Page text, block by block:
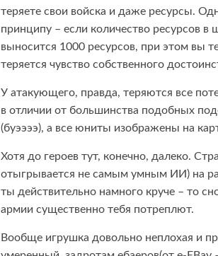
теряете свои войска и даже ресурсы.
принципу – если количество ресурсов
выносится 1000 ресурсов, при этом вы
теряется чувство собственного
У атакующего, правда, теряются все
в отличии от большинства подобных
(буээээ), а все юниты изображены на
Хотя до героев тут, конечно, далеко.
отыгрывается не самым умным ИИ) на
ты действительно намного круче – то
армии существенно тебя потреплют.
Вообще игрушка довольно неплохая и